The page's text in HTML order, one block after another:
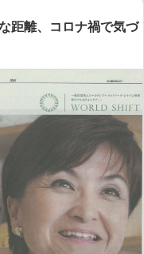
距離、コロナ禍で気づ